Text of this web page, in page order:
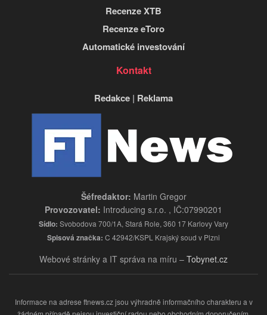
Recenze XTB
Recenze eToro
Automatické investování
Kontakt
Redakce | Reklama
Šéfredaktor: Martin Gregor
Provozovatel: Introducing s.r.o. , IČ:07990201
Sídlo: Svobodova 700/1A, Stará Role, 360 17 Karlovy Vary
Spisová značka: C 42942/KSPL Krajský soud v Plzni
Webové stránky a IT správa na míru – Tobynet.cz
Informace na adrese ftnews.cz jsou výhradně informačního charakteru a v